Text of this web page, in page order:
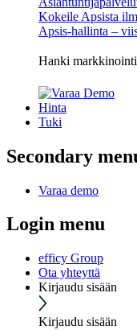
Kokeile Apsista
Apsis-hallinta –
Hanki
Hinta
Tuki
Secondary
Varaa demo
Login menu
efficy Group
Ota yhteyttä
Kirjaudu sisään
Kirjaudu sisään